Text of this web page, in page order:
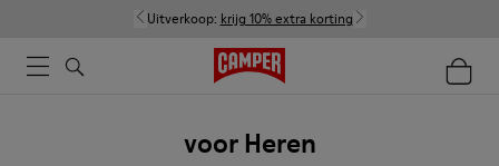
Uitverkoop: krijg 10% extra korting
voor Heren